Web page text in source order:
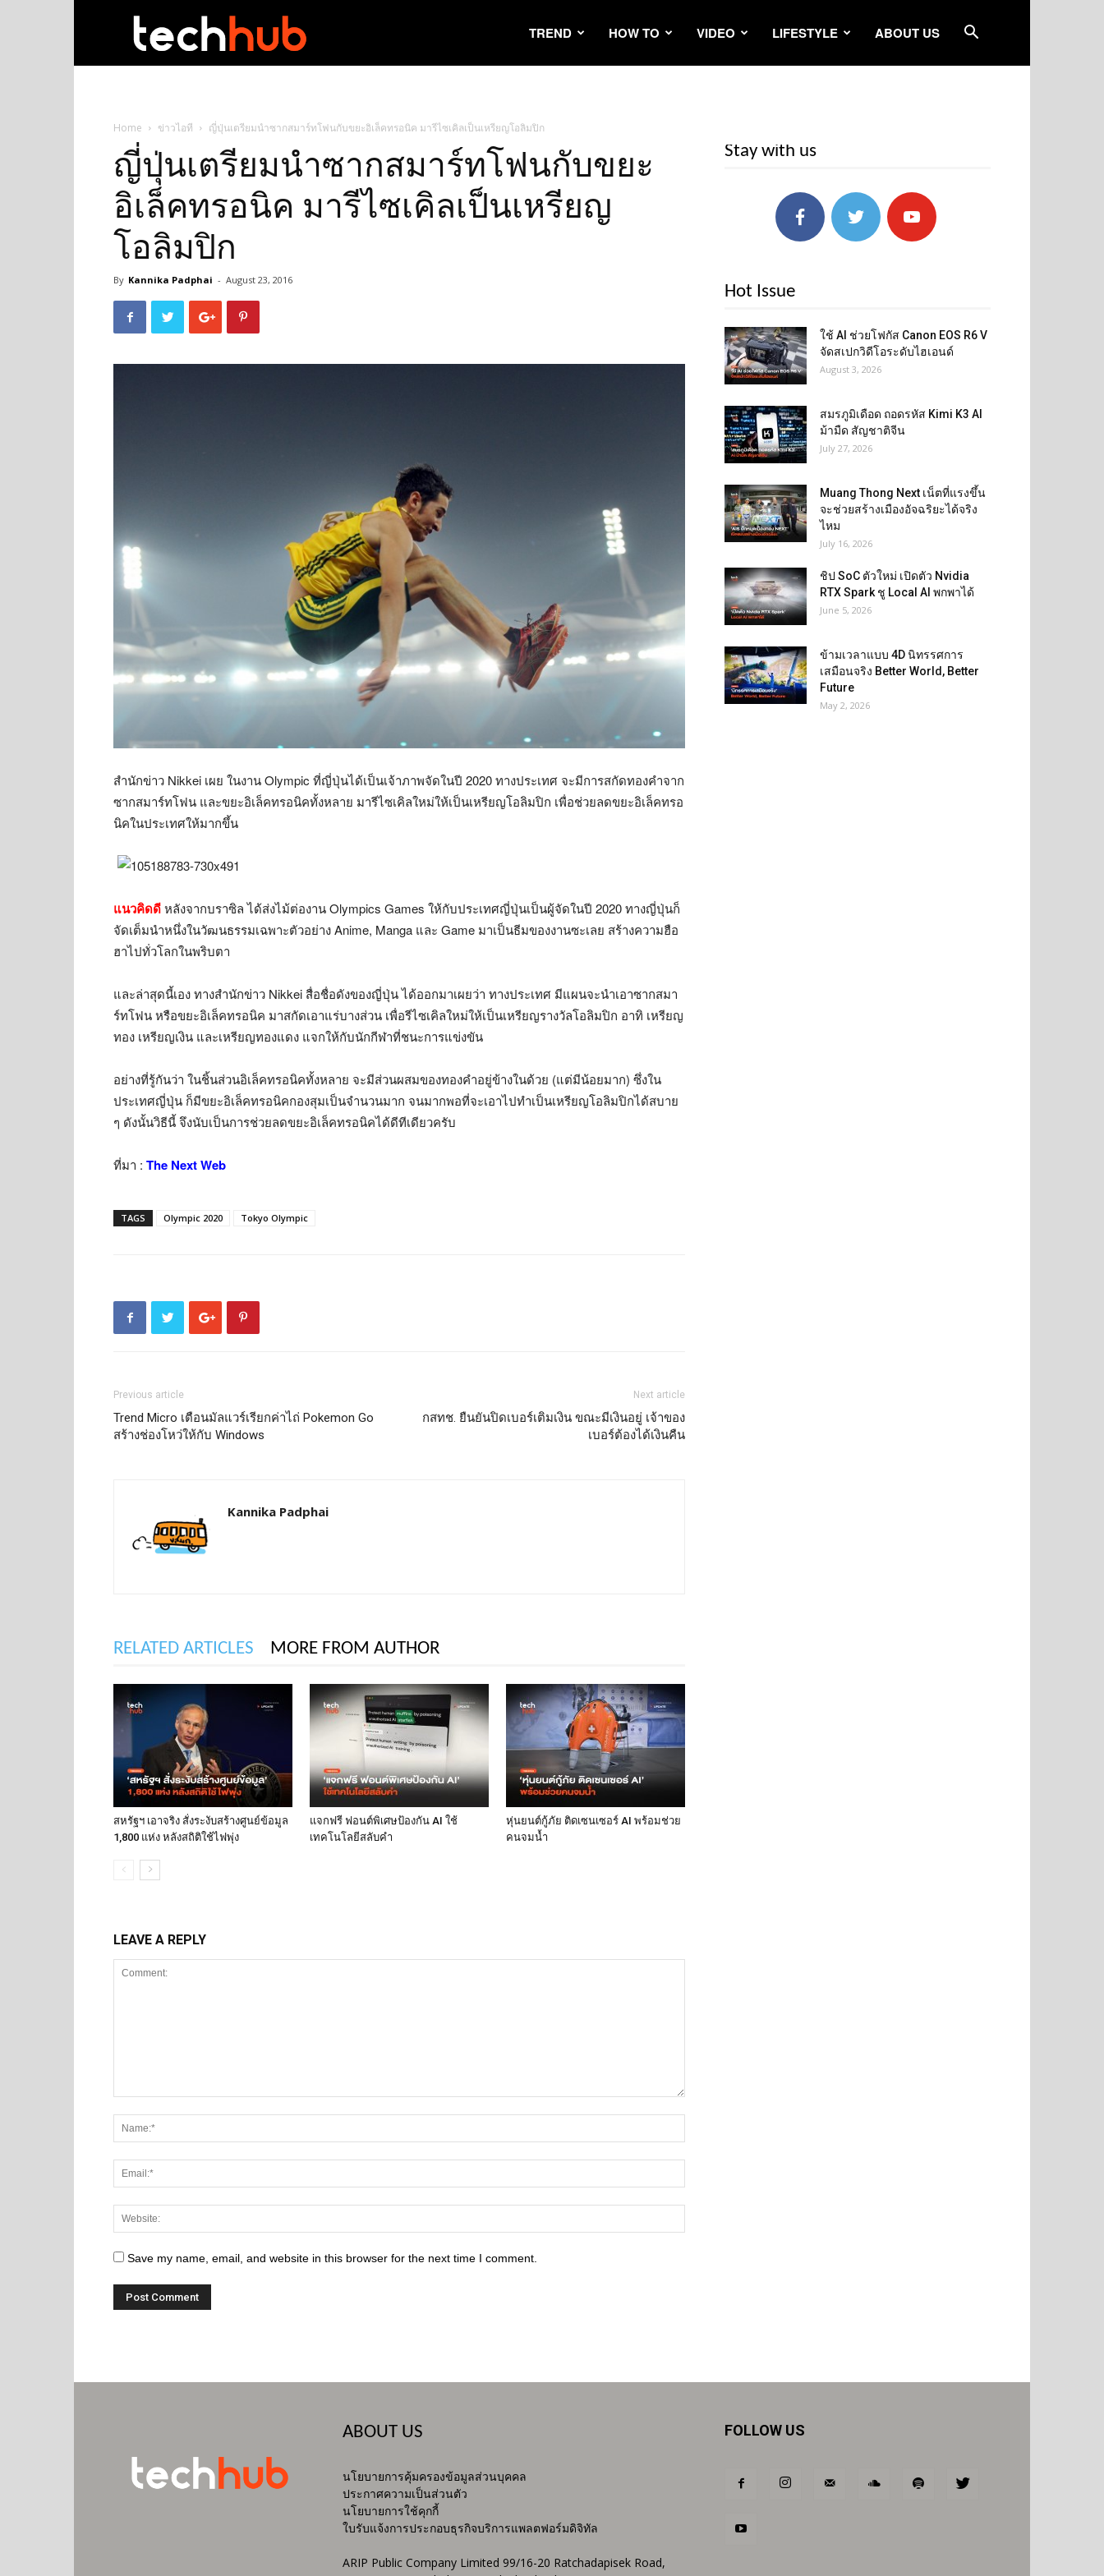
TREND HOW TO VIDEO LIFESTYLE ABOUT US
Home ข่าวไอที ญี่ปุ่นเตรียมนำซากสมาร์ทโฟนกับขยะอิเล็คทรอนิค มารีไซเคิลเป็นเหรียญโอลิมปิก
ญี่ปุ่นเตรียมนำซากสมาร์ทโฟนกับขยะ
อิเล็คทรอนิค มารีไซเคิลเป็นเหรียญ
โอลิมปิก
By Kannika Padphai - August 23, 2016
สำนักข่าว Nikkei เผย ในงาน Olympic ที่ญี่ปุ่นได้เป็นเจ้าภาพจัดในปี 2020 ทางประเทศ จะมีการสกัดทองคำจาก
ซากสมาร์ทโฟน และขยะอิเล็คทรอนิคทั้งหลาย มารีไซเคิลใหม่ให้เป็นเหรียญโอลิมปิก เพื่อช่วยลดขยะอิเล็คทรอ
นิคในประเทศให้มากขึ้น
แนวคิดดีหลังจากบราซิล ได้ส่งไม้ต่องาน Olympics Games ให้กับประเทศญี่ปุ่นเป็นผู้จัดในปี 2020 ทางญี่ปุ่นก็
จัดเต็มนำหนึ่งในวัฒนธรรมเฉพาะตัวอย่าง Anime, Manga และ Game มาเป็นธีมของงานซะเลย สร้างความฮือ
ฮาไปทั่วโลกในพริบตา
และล่าสุดนี้เอง ทางสำนักข่าว Nikkei สื่อชื่อดังของญี่ปุ่น ได้ออกมาเผยว่า ทางประเทศ มีแผนจะนำเอาซากสมา
ร์ทโฟน หรือขยะอิเล็คทรอนิค มาสกัดเอาแร่บางส่วน เพื่อรีไซเคิลใหม่ให้เป็นเหรียญรางวัลโอลิมปิก อาทิ เหรียญ
ทอง เหรียญเงิน และเหรียญทองแดง แจกให้กับนักกีฬาที่ชนะการแข่งขัน
อย่างที่รู้กันว่า ในชิ้นส่วนอิเล็คทรอนิคทั้งหลาย จะมีส่วนผสมของทองคำอยู่ข้างในด้วย (แต่มีน้อยมาก) ซึ่งใน
ประเทศญี่ปุ่น ก็มีขยะอิเล็คทรอนิคกองสุมเป็นจำนวนมาก จนมากพอที่จะเอาไปทำเป็นเหรียญโอลิมปิกได้สบาย
ๆ ดังนั้นวิธีนี้ จึงนับเป็นการช่วยลดขยะอิเล็คทรอนิคได้ดีทีเดียวครับ
ที่มา : The Next Web
TAGS Olympic 2020 Tokyo Olympic
Previous article
Trend Micro เตือนมัลแวร์เรียกค่าไถ่ Pokemon Go
สร้างช่องโหว่ให้กับ Windows
Next article
กสทช. ยืนยันปิดเบอร์เติมเงิน ขณะมีเงินอยู่ เจ้าของ
เบอร์ต้องได้เงินคืน
Kannika Padphai
RELATED ARTICLES MORE FROM AUTHOR
สหรัฐฯ เอาจริง สั่งระงับสร้างศูนย์ข้อมูล
1,800 แห่ง หลังสถิติใช้ไฟพุ่ง
แจกฟรี ฟอนต์พิเศษป้องกัน AI ใช้
เทคโนโลยีสลับคำ
หุ่นยนต์กู้ภัย ติดเซนเซอร์ AI พร้อมช่วย
คนจมน้ำ
LEAVE A REPLY
Save my name, email, and website in this browser for the next time I comment.
Stay with us
Hot Issue
ใช้ AI ช่วยโฟกัส Canon EOS R6 V
จัดสเปกวิดีโอระดับไฮเอนด์
August 3, 2026
สมรภูมิเดือด ถอดรหัส Kimi K3 AI
ม้ามืด สัญชาติจีน
July 27, 2026
Muang Thong Next เน็ตที่แรงขึ้น
จะช่วยสร้างเมืองอัจฉริยะได้จริง
ไหม
July 16, 2026
ชิป SoC ตัวใหม่ เปิดตัว Nvidia
RTX Spark ชู Local AI พกพาได้
June 5, 2026
ข้ามเวลาแบบ 4D นิทรรศการ
เสมือนจริง Better World, Better
Future
May 2, 2026
ABOUT US
นโยบายการคุ้มครองข้อมูลส่วนบุคคล
ประกาศความเป็นส่วนตัว
นโยบายการใช้คุกกี้
ใบรับแจ้งการประกอบธุรกิจบริการแพลตฟอร์มดิจิทัล
ARIP Public Company Limited 99/16-20 Ratchadapisek Road,
FOLLOW US